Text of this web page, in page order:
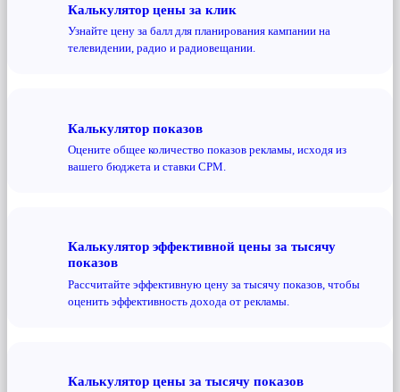
Калькулятор цены за клик
Узнайте цену за балл для планирования кампании на
телевидении, радио и радиовещании.
Калькулятор показов
Оцените общее количество показов рекламы, исходя из
вашего бюджета и ставки CPM.
Калькулятор эффективной цены за тысячу
показов
Рассчитайте эффективную цену за тысячу показов, чтобы
оценить эффективность дохода от рекламы.
Калькулятор цены за тысячу показов